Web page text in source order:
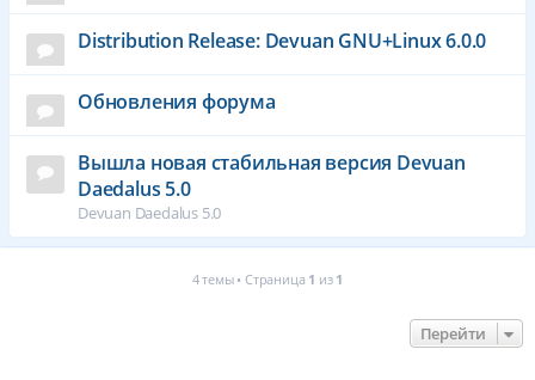
Distribution Release: Devuan GNU+Linux 6.0.0
Обновления форума
Вышла новая стабильная версия Devuan
Daedalus 5.0
Devuan Daedalus 5.0
4 темы • Страница 1 из 1
Перейти